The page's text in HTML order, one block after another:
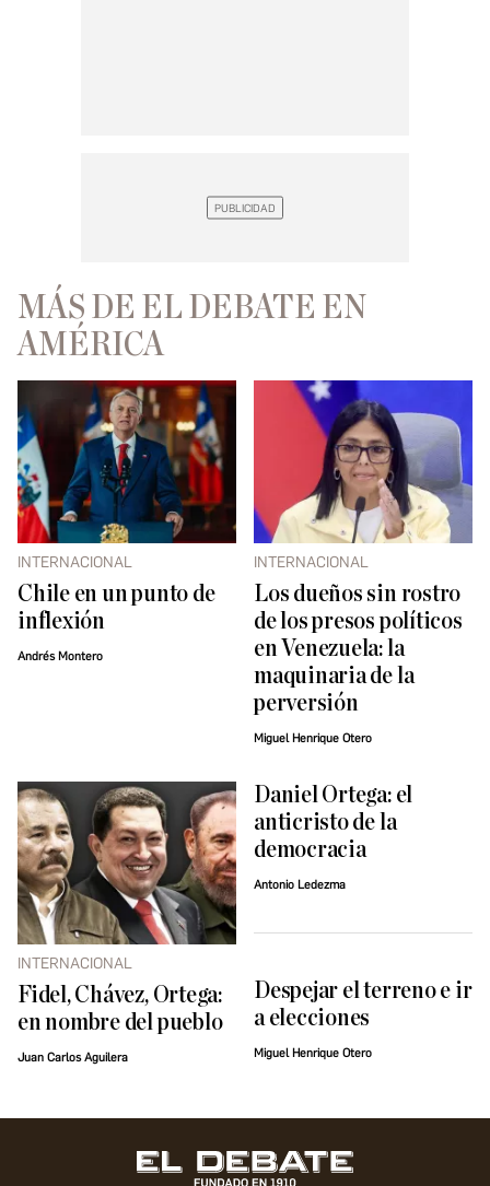
MÁS DE EL DEBATE EN
AMÉRICA
INTERNACIONAL
Chile en un punto de
inflexión
Andrés Montero
INTERNACIONAL
Los dueños sin rostro
de los presos políticos
en Venezuela: la
maquinaria de la
perversión
Miguel Henrique Otero
INTERNACIONAL
Fidel, Chávez, Ortega:
en nombre del pueblo
Juan Carlos Aguilera
Daniel Ortega: el
anticristo de la
democracia
Antonio Ledezma
Despejar el terreno e ir
a elecciones
Miguel Henrique Otero